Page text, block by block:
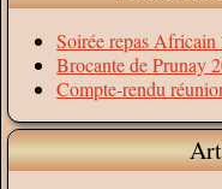
Soirée repas Africain
Brocante de Prunay
Compte-rendu